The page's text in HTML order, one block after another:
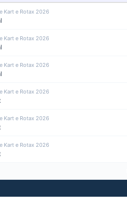
Kart e Rotax 2026
Kart e Rotax 2026
Kart e Rotax 2026
Kart e Rotax 2026
Kart e Rotax 2026
Kart e Rotax 2026